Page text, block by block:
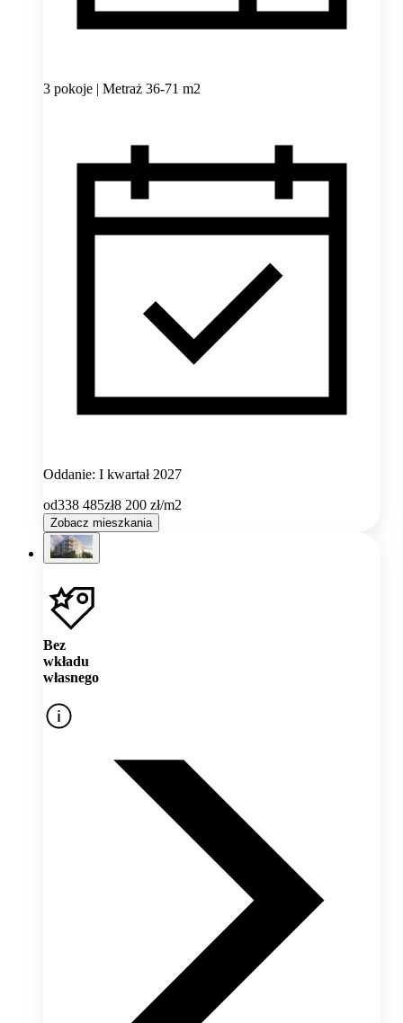
3 pokoje | Metraż 36-71 m2
Oddanie: I kwartał 2027
od338 485zł8 200 zł/m2
Zobacz mieszkania
Bez
wkładu
własnego